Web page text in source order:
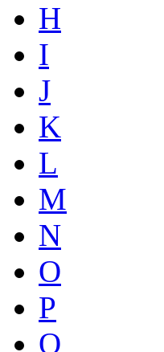
H
I
J
K
L
M
N
O
P
Q